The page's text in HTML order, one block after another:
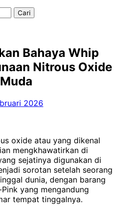
Bahaya Whip
Nitrous Oxide
2026
oxide atau yang dikenal
mengkhawatirkan di
sejatinya digunakan di
sorotan setelah seorang
dunia, dengan barang
yang mengandung
tempat tinggalnya.